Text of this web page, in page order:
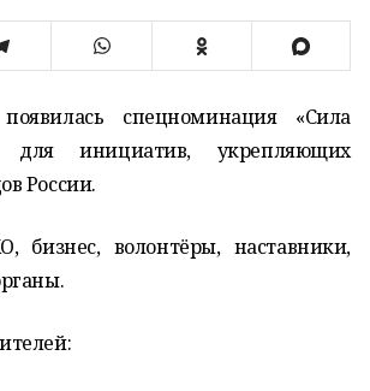
спецноминация «Сила
инициатив, укрепляющих
России.
бизнес, волонтёры, наставники,